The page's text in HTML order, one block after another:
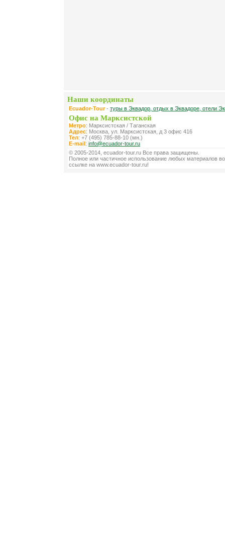
Наши координаты
Ecuador-Tour- туры в Эквадор, отдых в Эквадоре, отели
Офис на Марксистской
Метро: Марксистская / Таганская
Адрес: Москва, ул. Марксистская, д 3 офис 416
Тел: +7 (495) 785-88-10 (мн.)
E-mail: info@ecuador-tour.ru
© 2005-2014, ecuador-tour.ru Все права защищены.
Полное или частичное использование любых материалов
ссылке на www.ecuador-tour.ru!